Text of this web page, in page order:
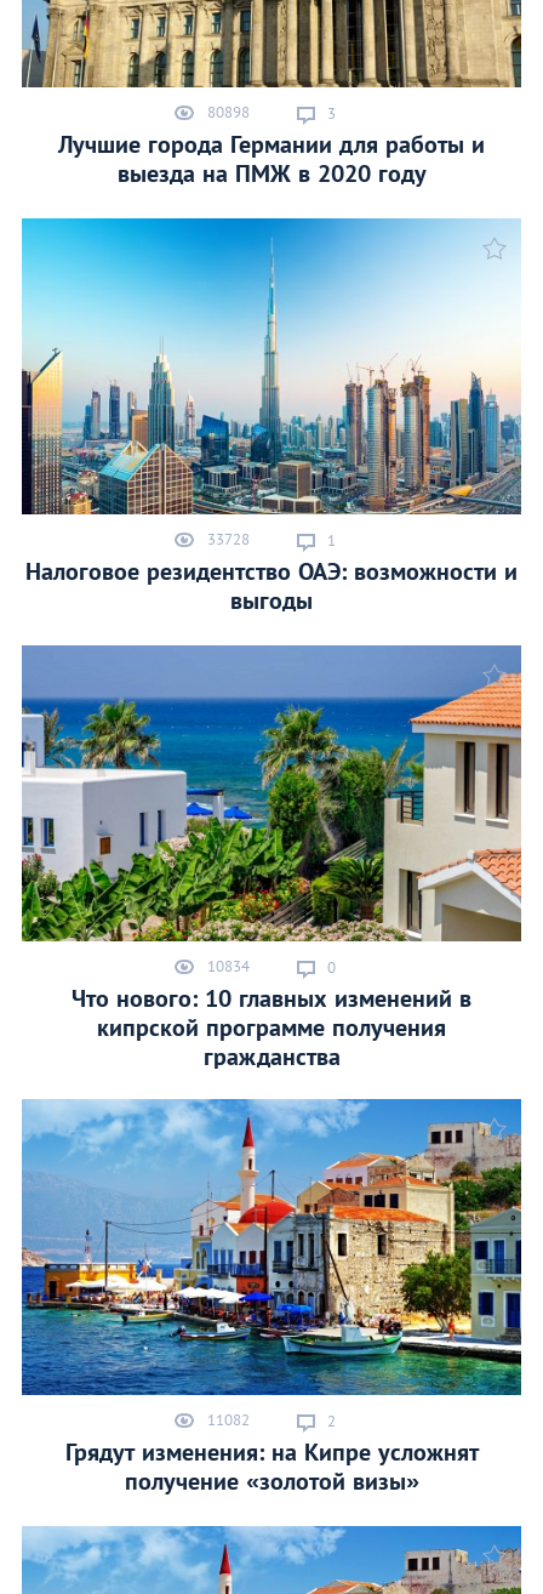
80898 3
Лучшие города Германии для работы и
выезда на ПМЖ в 2020 году
33728 1
Налоговое резидентство ОАЭ: возможности и
выгоды
10834 0
Что нового: 10 главных изменений в
кипрской программе получения
гражданства
11082 2
Грядут изменения: на Кипре усложнят
получение «золотой визы»